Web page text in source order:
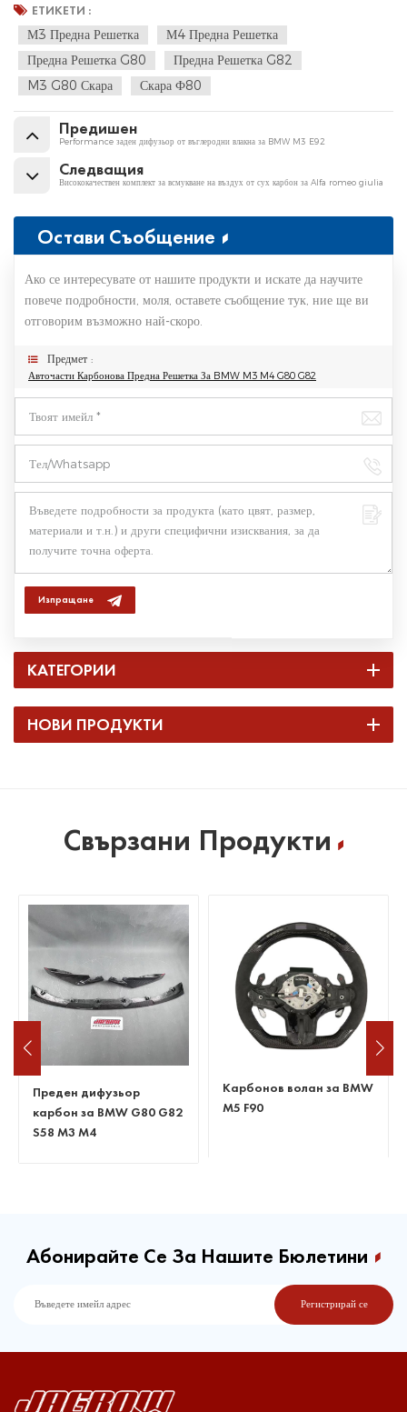
ЕТИКЕТИ :
М3 Предна Решетка
М4 Предна Решетка
Предна Решетка G80
Предна Решетка G82
M3 G80 Скара
Скара Ф80
Предишен
Performance заден дифузьор от въглеродни влакна за BMW M3 E92
Следващия
Висококачествен комплект за всмукване на въздух от сух карбон за Alfa romeo giulia
Остави Съобщение
Ако се интересувате от нашите продукти и искате да научите
повече подробности, моля, оставете съобщение тук, ние ще ви
отговорим възможно най-скоро.
Предмет :
Авточасти Карбонова Предна Решетка За BMW M3 M4 G80 G82
Изпращане
КАТЕГОРИИ
НОВИ ПРОДУКТИ
Свързани Продукти
Преден дифузьор
карбон за BMW G80 G82
S58 M3 M4
Карбонов волан за BMW
M5 F90
Абонирайте Се За Нашите Бюлетини